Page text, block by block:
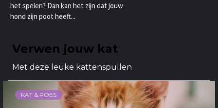
het spelen? Dan kan het zijn dat jouw
hond zijn poot heeft...
Verwen jouw kat
Met deze leuke kattenspullen
KAT & POES